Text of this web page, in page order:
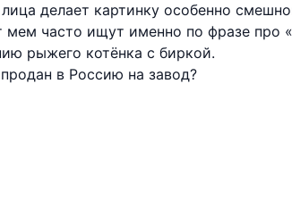
делает картинку особенно
мем часто ищут именно по фразе про
рыжего котёнка с биркой.
в Россию на завод?